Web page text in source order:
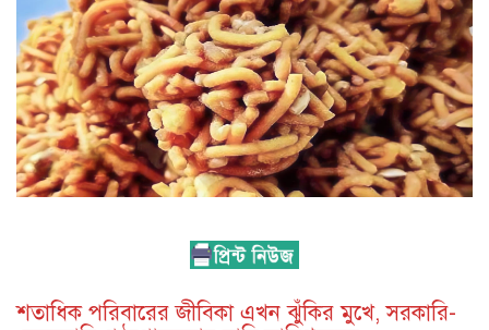
শতাধিক পরিবারের জীবিকা এখন ঝুঁকির মুখে, সরকারি-